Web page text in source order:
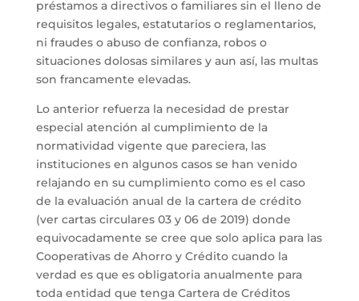
préstamos a directivos o familiares sin el lleno de
requisitos legales, estatutarios o reglamentarios,
ni fraudes o abuso de confianza, robos o
situaciones dolosas similares y aun así, las multas
son francamente elevadas.
Lo anterior refuerza la necesidad de prestar
especial atención al cumplimiento de la
normatividad vigente que pareciera, las
instituciones en algunos casos se han venido
relajando en su cumplimiento como es el caso
de la evaluación anual de la cartera de crédito
(ver cartas circulares 03 y 06 de 2019) donde
equivocadamente se cree que solo aplica para las
Cooperativas de Ahorro y Crédito cuando la
verdad es que es obligatoria anualmente para
toda entidad que tenga Cartera de Créditos